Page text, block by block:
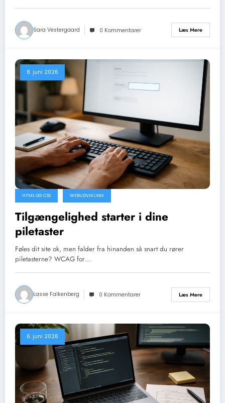
Sara Vestergaard 0 Kommentarer Læs Mere
8. juni 2026
HTML OG CSS WEBUDVIKLING
Tilgængelighed starter i dine
piletaster
Føles dit site ok, men falder fra hinanden så snart du rører
piletasterne? WCAG for…
Lasse Falkenberg 0 Kommentarer Læs Mere
6. juni 2026